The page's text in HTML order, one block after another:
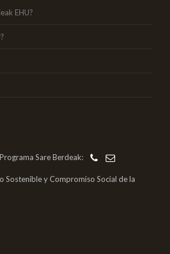
EHU?
Sare Berdeak:
Sostenible y Compromiso Social de la